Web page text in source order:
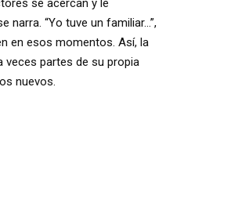
se acercan y le
“Yo tuve un familiar…”,
en esos momentos. Así, la
partes de su propia
nuevos.